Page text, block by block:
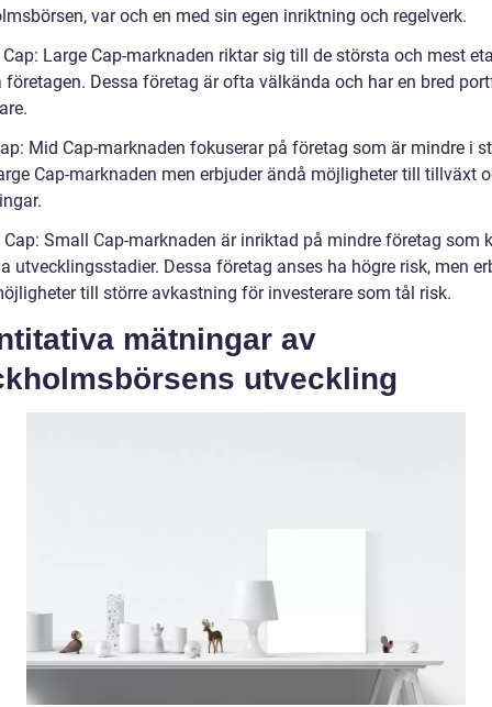
var och en med sin egen inriktning och regelverk.
Large Cap-marknaden riktar sig till de största och mest
företagen. Dessa företag är ofta välkända och har en bred
Mid Cap-marknaden fokuserar på företag som är mindre i
Cap-marknaden men erbjuder ändå möjligheter till tillväxt
Small Cap-marknaden är inriktad på mindre företag som
utvecklingsstadier. Dessa företag anses ha högre risk, men
till större avkastning för investerare som tål risk.
mätningar av
utveckling